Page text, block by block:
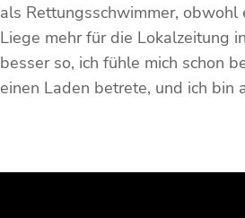
als Rettungsschwimmer, obwohl
Liege mehr für die Lokalzeitung
besser so, ich fühle mich schon
einen Laden betrete, und ich bin